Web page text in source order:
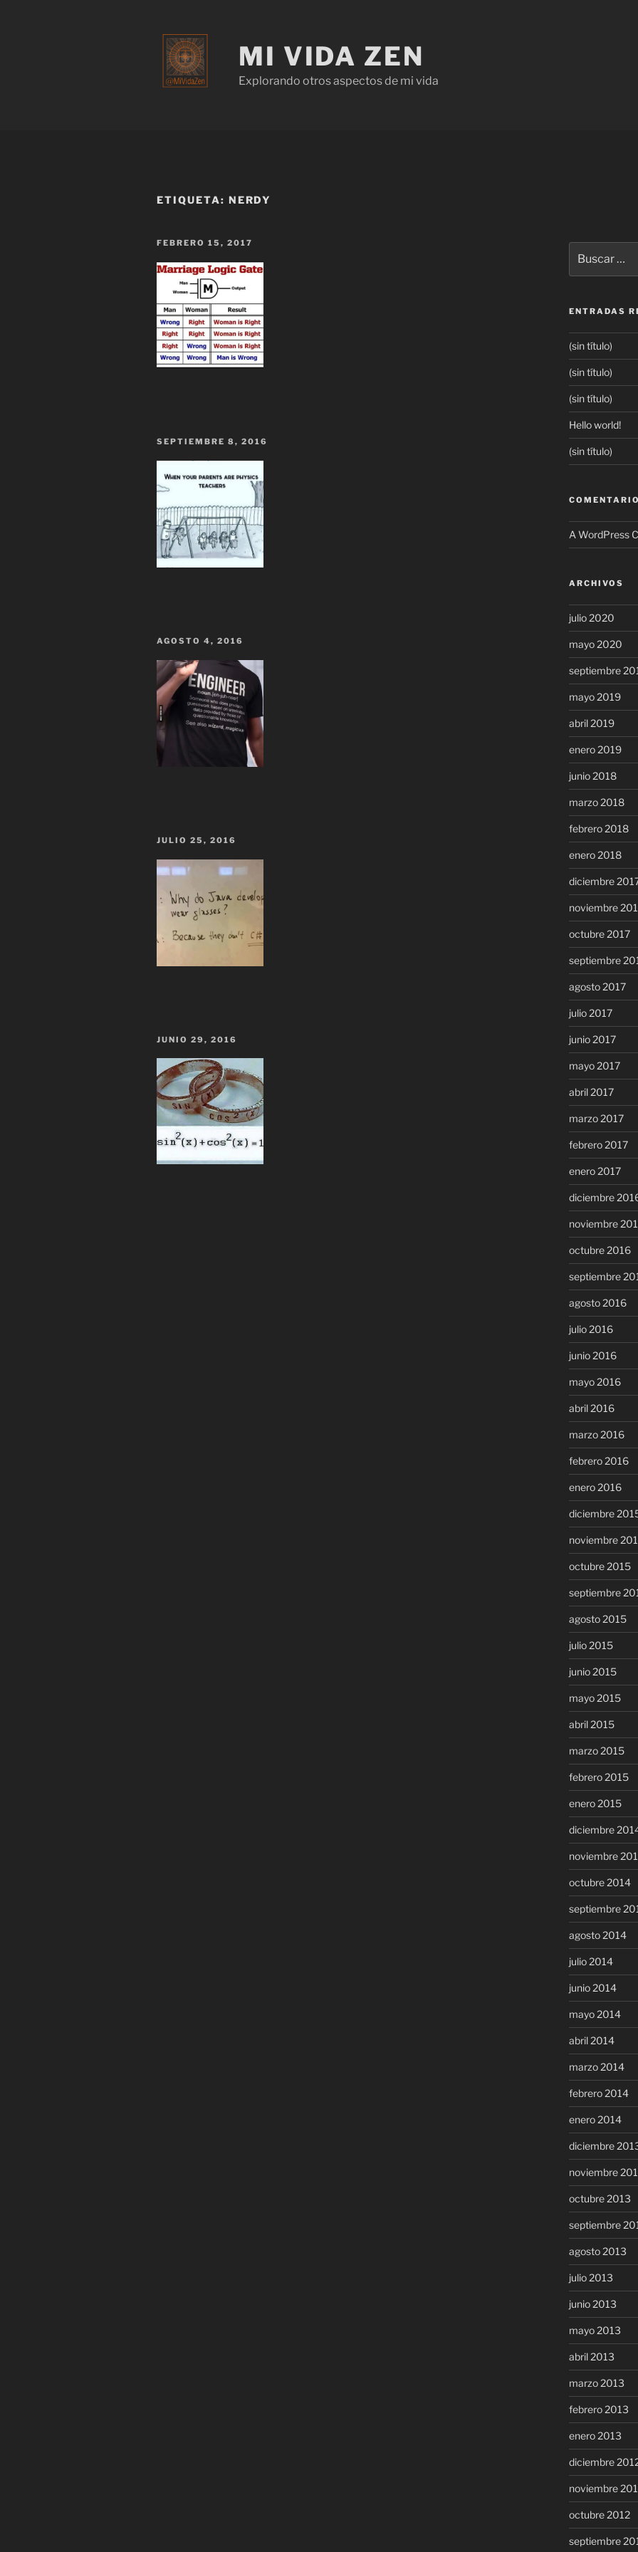
MI VIDA ZEN
Explorando otros aspectos de mi vida
ETIQUETA: NERDY
FEBRERO 15, 2017
SEPTIEMBRE 8, 2016
AGOSTO 4, 2016
JULIO 25, 2016
JUNIO 29, 2016
ENTRADAS
(sin título)
(sin título)
(sin título)
Hello world!
(sin título)
A WordPress
ARCHIVOS
julio 2020
mayo 2020
septiembre
mayo 2019
abril 2019
enero 2019
junio 2018
marzo 2018
febrero 2018
enero 2018
diciembre
noviembre
octubre 2017
septiembre
agosto 2017
julio 2017
junio 2017
mayo 2017
abril 2017
marzo 2017
febrero 2017
enero 2017
diciembre
noviembre
octubre 2016
septiembre
agosto 2016
julio 2016
junio 2016
mayo 2016
abril 2016
marzo 2016
febrero 2016
enero 2016
diciembre
noviembre
octubre 2015
septiembre
agosto 2015
julio 2015
junio 2015
mayo 2015
abril 2015
marzo 2015
febrero 2015
enero 2015
diciembre
noviembre
octubre 2014
septiembre
agosto 2014
julio 2014
junio 2014
mayo 2014
abril 2014
marzo 2014
febrero 2014
enero 2014
diciembre
noviembre
octubre 2013
septiembre
agosto 2013
julio 2013
junio 2013
mayo 2013
abril 2013
marzo 2013
febrero 2013
enero 2013
diciembre
noviembre
octubre 2012
septiembre